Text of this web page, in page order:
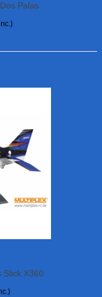
Palas
Slick X360
M